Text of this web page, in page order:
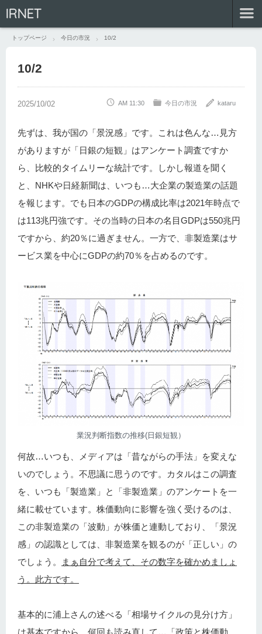
IRNET
トップページ 今日の市況 10/2
10/2
AM 11:30 今日の市況 kataru
先ずは、我が国の「景況感」です。これは色んな…見方
がありますが「日銀の短観」はアンケート調査ですか
ら、比較的タイムリーな統計です。しかし報道を聞く
と、NHKや日経新聞は、いつも…大企業の製造業の話題
を報じます。でも日本のGDPの構成比率は2021年時点で
は113兆円強です。その当時の日本の名目GDPは550兆円
ですから、約20％に過ぎません。一方で、非製造業はサ
ービス業を中心にGDPの約70％を占めるのです。
業況判断指数の推移(日銀短観）
何故…いつも、メディアは「昔ながらの手法」を変えな
いのでしょう。不思議に思うのです。カタルはこの調査
を、いつも「製造業」と「非製造業」のアンケートを一
緒に載せています。株価動向に影響を強く受けるのは、
この非製造業の「波動」が株価と連動しており、「景況
感」の認識としては、非製造業を観るのが「正しい」の
でしょう。
まぁ自分で考えて、その数字を確かめましょ
う。此方です。
基本的に浦上さんの述べる「相場サイクルの見分け方」
は基本ですから、何回も読み直して…「政策と株価動